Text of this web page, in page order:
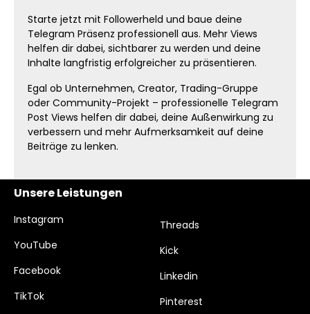
Starte jetzt mit Followerheld und baue deine
Telegram Präsenz professionell aus. Mehr Views
helfen dir dabei, sichtbarer zu werden und deine
Inhalte langfristig erfolgreicher zu präsentieren.
Egal ob Unternehmen, Creator, Trading-Gruppe
oder Community-Projekt – professionelle Telegram
Post Views helfen dir dabei, deine Außenwirkung zu
verbessern und mehr Aufmerksamkeit auf deine
Beiträge zu lenken.
Unsere Leistungen
Instagram
YouTube
Facebook
TikTok
Threads
Kick
Linkedin
Pinterest